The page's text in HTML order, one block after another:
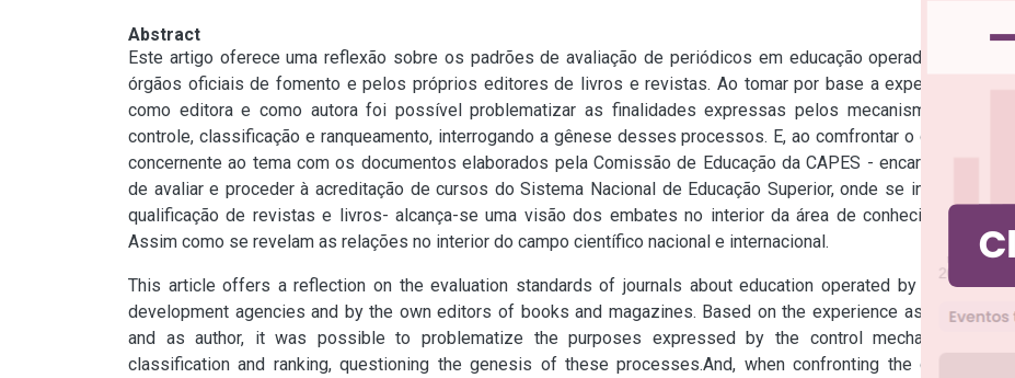
Abstract
Este artigo oferece uma reflexão sobre os padrões de avaliação de periódicos em educação operados por
órgãos oficiais de fomento e pelos próprios editores de livros e revistas. Ao tomar por base a experiência
como editora e como autora foi possível problematizar as finalidades expressas pelos mecanismos de
controle, classificação e ranqueamento, interrogando a gênese desses processos. E, ao comfrontar o debate
concernente ao tema com os documentos elaborados pela Comissão de Educação da CAPES - encarregada
de avaliar e proceder à acreditação de cursos do Sistema Nacional de Educação Superior, onde se insere a
qualificação de revistas e livros- alcança-se uma visão dos embates no interior da área de conhecimento.
Assim como se revelam as relações no interior do campo científico nacional e internacional.
This article offers a reflection on the evaluation standards of journals about education operated by official
development agencies and by the own editors of books and magazines. Based on the experience as editor
and as author, it was possible to problematize the purposes expressed by the control mechanisms,
classification and ranking, questioning the genesis of these processes.And, when confronting the debate